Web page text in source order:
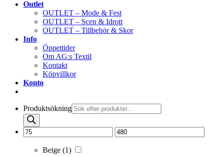
Outlet
OUTLET – Mode & Fest
OUTLET – Scen & Idrott
OUTLET – Tillbehör & Skor
Info
Öppettider
Om AG:s Textil
Kontakt
Köpvillkor
Konto
Produktsökning
Beige (1)